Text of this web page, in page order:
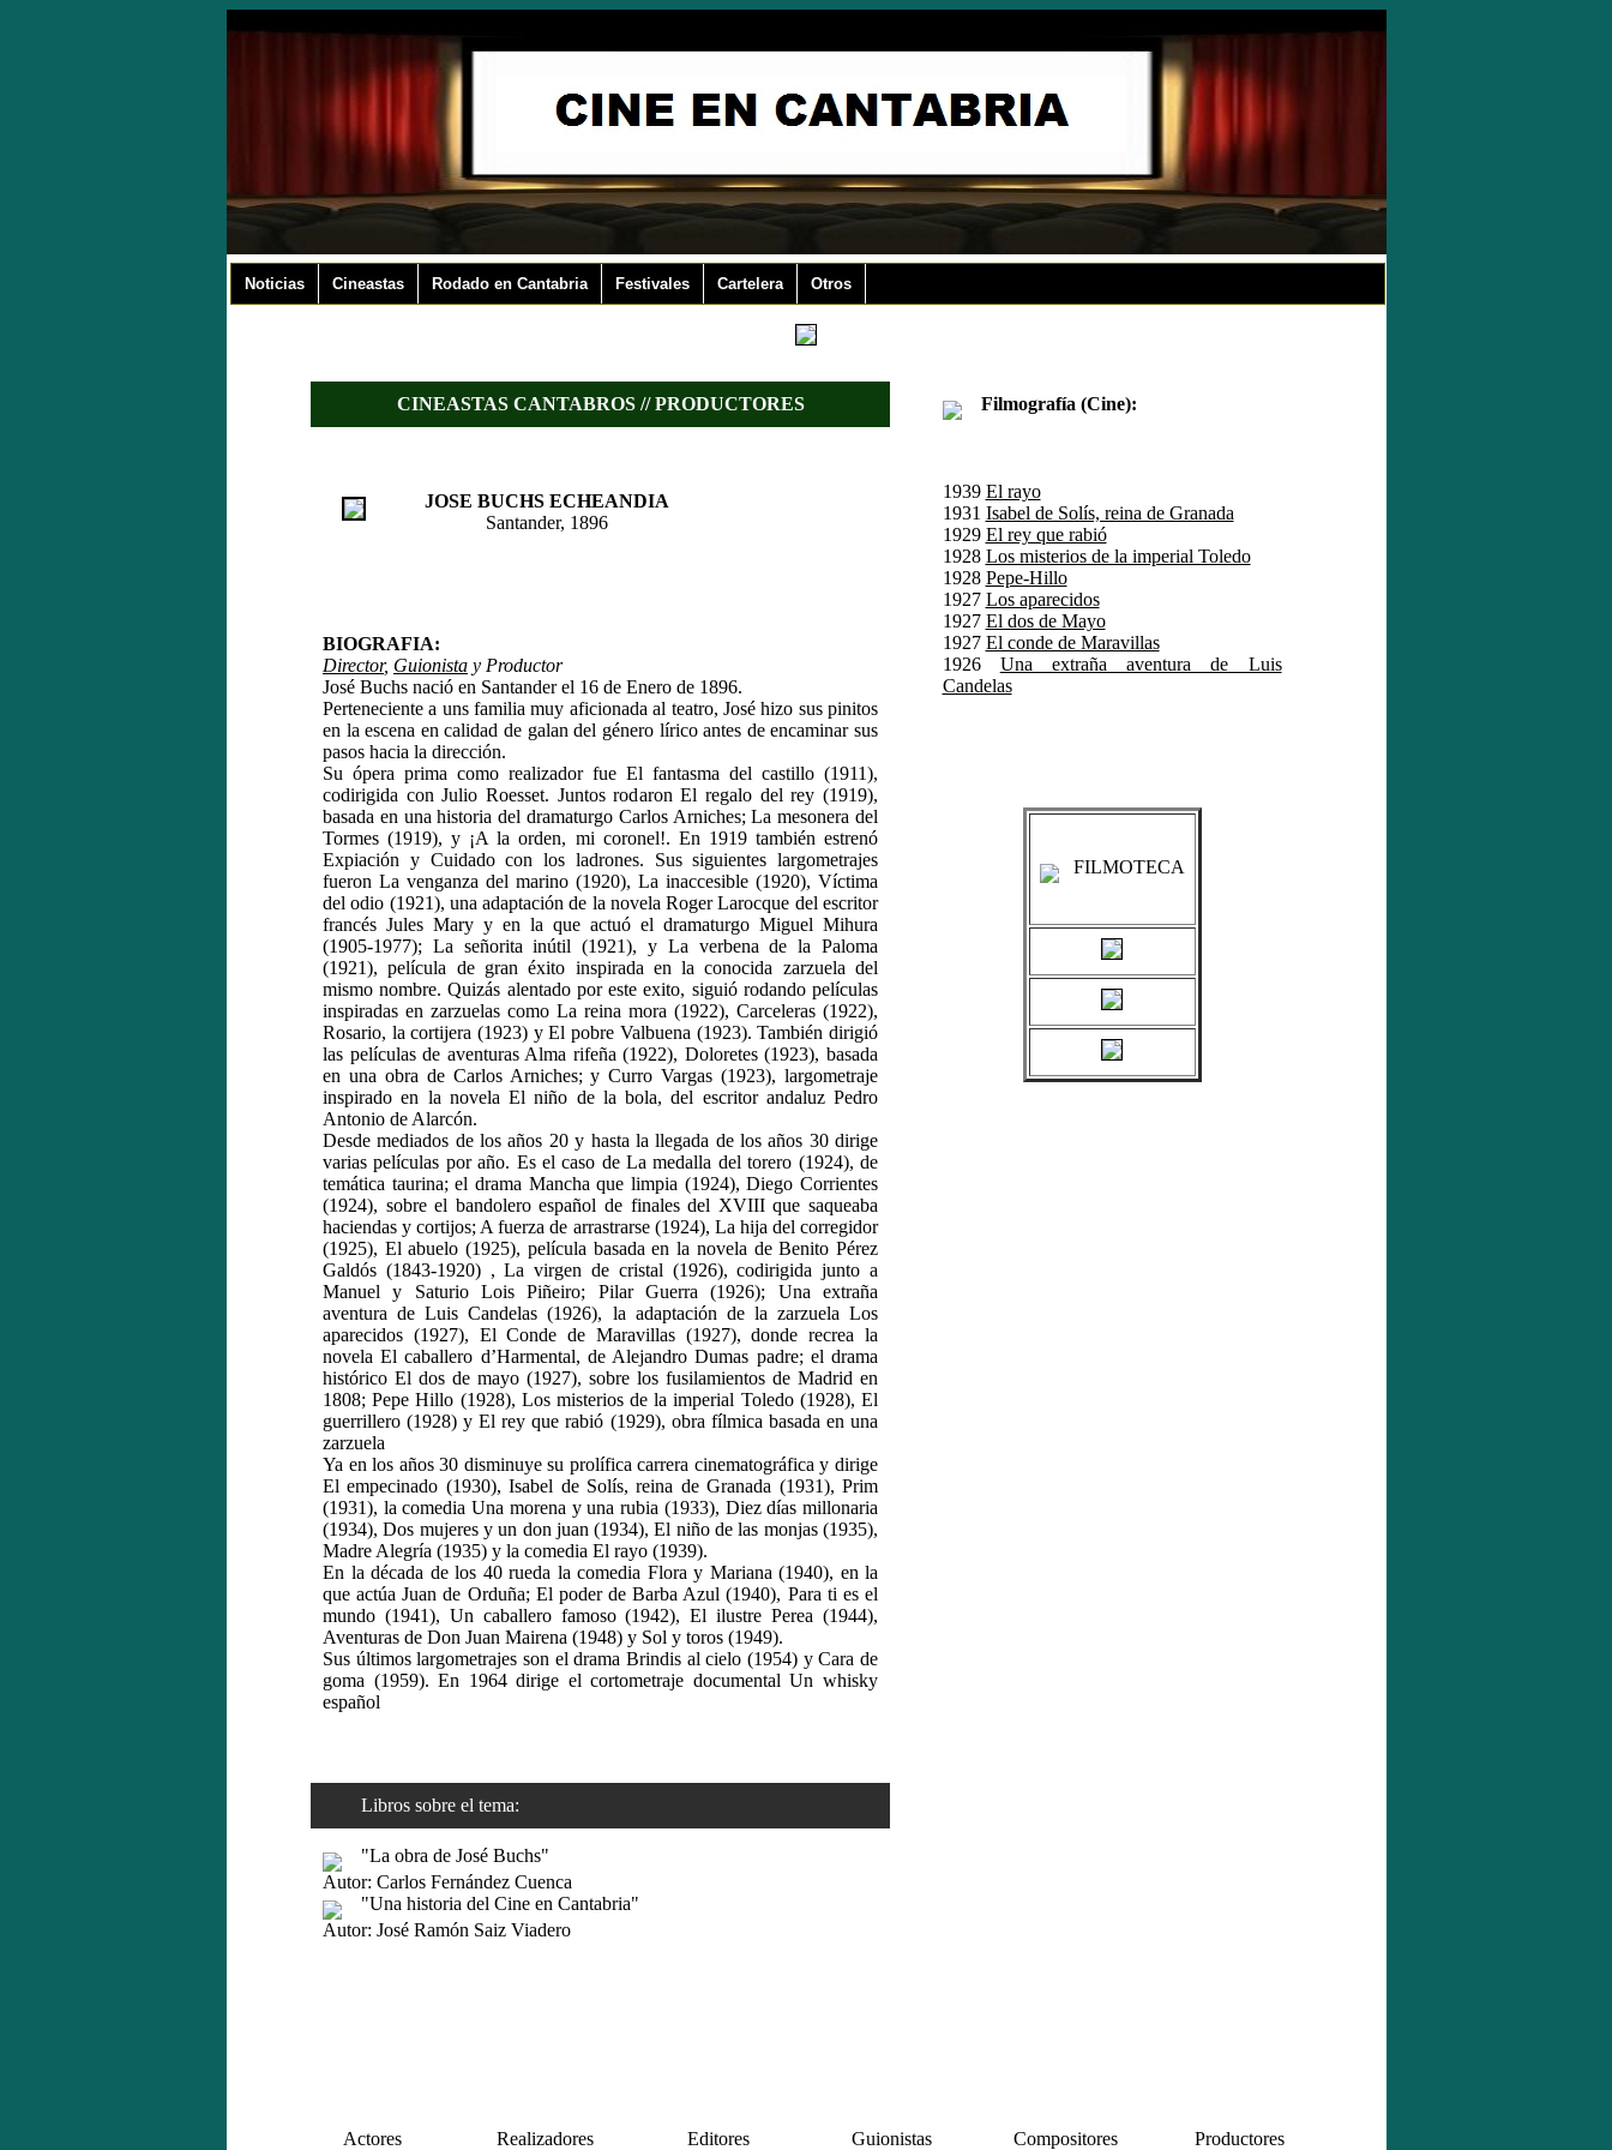
Noticias Cineastas Rodado en Cantabria Festivales Cartelera Otros
CINEASTAS CANTABROS // PRODUCTORES
JOSE BUCHS ECHEANDIA
Santander, 1896
BIOGRAFIA:
Director, Guionista y Productor
José Buchs nació en Santander el 16 de Enero de 1896.
Perteneciente a uns familia muy aficionada al teatro, José hizo sus pinitos
en la escena en calidad de galan del género lírico antes de encaminar sus
pasos hacia la dirección.
Su ópera prima como realizador fue El fantasma del castillo (1911),
codirigida con Julio Roesset. Juntos rodaron El regalo del rey (1919),
basada en una historia del dramaturgo Carlos Arniches; La mesonera del
Tormes (1919), y ¡A la orden, mi coronel!. En 1919 también estrenó
Expiación y Cuidado con los ladrones. Sus siguientes largometrajes
fueron La venganza del marino (1920), La inaccesible (1920), Víctima
del odio (1921), una adaptación de la novela Roger Larocque del escritor
francés Jules Mary y en la que actuó el dramaturgo Miguel Mihura
(1905-1977); La señorita inútil (1921), y La verbena de la Paloma
(1921), película de gran éxito inspirada en la conocida zarzuela del
mismo nombre. Quizás alentado por este exito, siguió rodando películas
inspiradas en zarzuelas como La reina mora (1922), Carceleras (1922),
Rosario, la cortijera (1923) y El pobre Valbuena (1923). También dirigió
las películas de aventuras Alma rifeña (1922), Doloretes (1923), basada
en una obra de Carlos Arniches; y Curro Vargas (1923), largometraje
inspirado en la novela El niño de la bola, del escritor andaluz Pedro
Antonio de Alarcón.
Desde mediados de los años 20 y hasta la llegada de los años 30 dirige
varias películas por año. Es el caso de La medalla del torero (1924), de
temática taurina; el drama Mancha que limpia (1924), Diego Corrientes
(1924), sobre el bandolero español de finales del XVIII que saqueaba
haciendas y cortijos; A fuerza de arrastrarse (1924), La hija del corregidor
(1925), El abuelo (1925), película basada en la novela de Benito Pérez
Galdós (1843-1920) , La virgen de cristal (1926), codirigida junto a
Manuel y Saturio Lois Piñeiro; Pilar Guerra (1926); Una extraña
aventura de Luis Candelas (1926), la adaptación de la zarzuela Los
aparecidos (1927), El Conde de Maravillas (1927), donde recrea la
novela El caballero d’Harmental, de Alejandro Dumas padre; el drama
histórico El dos de mayo (1927), sobre los fusilamientos de Madrid en
1808; Pepe Hillo (1928), Los misterios de la imperial Toledo (1928), El
guerrillero (1928) y El rey que rabió (1929), obra fílmica basada en una
zarzuela
Ya en los años 30 disminuye su prolífica carrera cinematográfica y dirige
El empecinado (1930), Isabel de Solís, reina de Granada (1931), Prim
(1931), la comedia Una morena y una rubia (1933), Diez días millonaria
(1934), Dos mujeres y un don juan (1934), El niño de las monjas (1935),
Madre Alegría (1935) y la comedia El rayo (1939).
En la década de los 40 rueda la comedia Flora y Mariana (1940), en la
que actúa Juan de Orduña; El poder de Barba Azul (1940), Para ti es el
mundo (1941), Un caballero famoso (1942), El ilustre Perea (1944),
Aventuras de Don Juan Mairena (1948) y Sol y toros (1949).
Sus últimos largometrajes son el drama Brindis al cielo (1954) y Cara de
goma (1959). En 1964 dirige el cortometraje documental Un whisky
español
Libros sobre el tema:
"La obra de José Buchs"
Autor: Carlos Fernández Cuenca
"Una historia del Cine en Cantabria"
Autor: José Ramón Saiz Viadero
Filmografía (Cine):
1939 El rayo
1931 Isabel de Solís, reina de Granada
1929 El rey que rabió
1928 Los misterios de la imperial Toledo
1928 Pepe-Hillo
1927 Los aparecidos
1927 El dos de Mayo
1927 El conde de Maravillas
1926 Una extraña aventura de Luis
Candelas
FILMOTECA
Actores Realizadores Editores Guionistas Compositores Productores